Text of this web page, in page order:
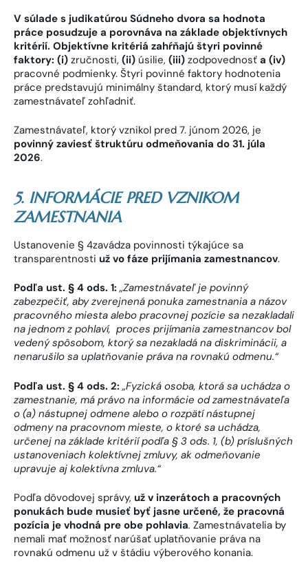
V súlade s judikatúrou Súdneho dvora sa hodnota
práce posudzuje a porovnáva na základe objektívnych
kritérií. Objektívne kritériá zahŕňajú štyri povinné
faktory: (i) zručnosti, (ii) úsilie, (iii) zodpovednosť a (iv)
pracovné podmienky. Štyri povinné faktory hodnotenia
práce predstavujú minimálny štandard, ktorý musí každý
zamestnávateľ zohľadniť.
Zamestnávateľ, ktorý vznikol pred 7. júnom 2026, je
povinný zaviesť štruktúru odmeňovania do 31. júla
2026.
5. INFORMÁCIE PRED VZNIKOM
ZAMESTNANIA
Ustanovenie § 4zavádza povinnosti týkajúce sa
transparentnosti už vo fáze prijímania zamestnancov.
Podľa ust. § 4 ods. 1:„Zamestnávateľ je povinný
zabezpečiť, aby zverejnená ponuka zamestnania a názov
pracovného miesta alebo pracovnej pozície sa nezakladali
na jednom z pohlaví, proces prijímania zamestnancov bol
vedený spôsobom, ktorý sa nezakladá na diskriminácii, a
nenarušilo sa uplatňovanie práva na rovnakú odmenu.“
Podľa ust. § 4 ods. 2: „Fyzická osoba, ktorá sa uchádza o
zamestnanie, má právo na informácie od zamestnávateľa
o (a) nástupnej odmene alebo o rozpätí nástupnej
odmeny na pracovnom mieste, o ktoré sa uchádza,
určenej na základe kritérií podľa § 3 ods. 1, (b) príslušných
ustanoveniach kolektívnej zmluvy, ak odmeňovanie
upravuje aj kolektívna zmluva.“
Podľa dôvodovej správy, už v inzerátoch a pracovných
ponukách bude musieť byť jasne určené, že pracovná
pozícia je vhodná pre obe pohlavia. Zamestnávatelia by
nemali mať možnosť narúšať uplatňovanie práva na
rovnakú odmenu už v štádiu výberového konania.